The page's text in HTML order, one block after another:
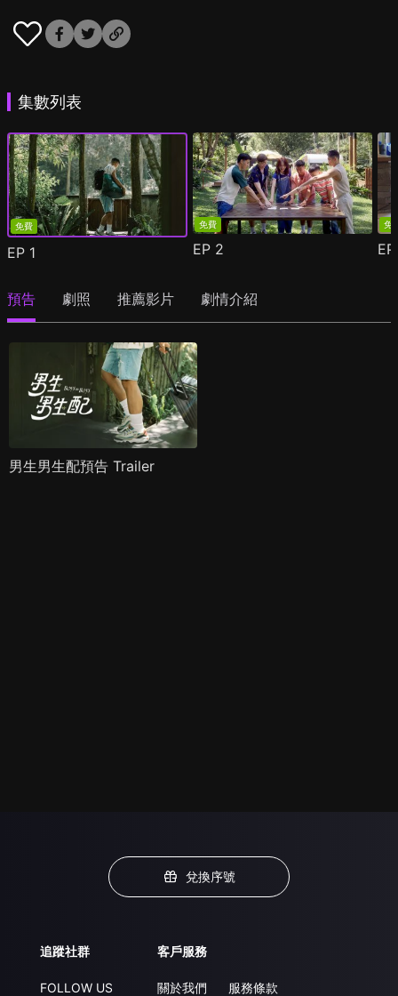
集數列表
免費
EP 1
免費
EP 2
免
預告 劇照 推薦影片 劇情介紹
男生男生配預告 Trailer
兌換序號
追蹤社群
FOLLOW US
客戶服務
關於我們
服務條款